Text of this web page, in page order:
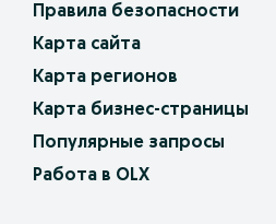
Правила безопасности
Карта сайта
Карта регионов
Карта бизнес-страницы
Популярные запросы
Работа в OLX